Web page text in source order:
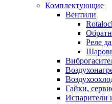
Комплектующие
Вентили
Реле
Гайки,
Испарители